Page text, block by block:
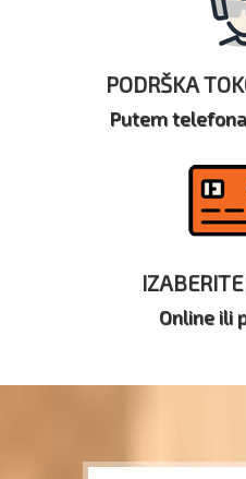
PODRŠKA
Putem
Online ili